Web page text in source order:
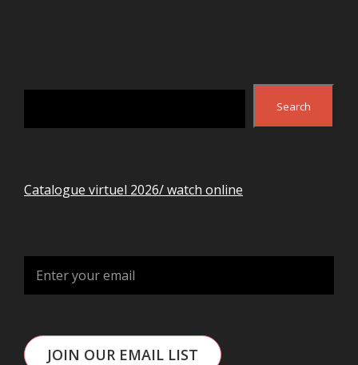
Search
Search
Catalogue virtuel 2026/ watch online
JOIN OUR EMAIL LIST